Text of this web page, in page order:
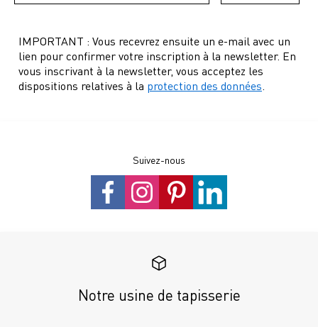
IMPORTANT : Vous recevrez ensuite un e-mail avec un
lien pour confirmer votre inscription à la newsletter. En
vous inscrivant à la newsletter, vous acceptez les
dispositions relatives à la protection des données
Suivez-nous
Notre usine de tapisserie